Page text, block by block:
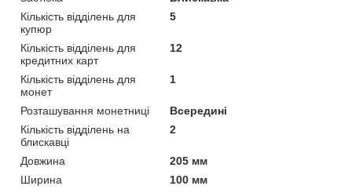
Кількість відділень для
купюр
5
Кількість відділень для
кредитних карт
12
Кількість відділень для
монет
1
Розташування монетниці
Всередині
Кількість відділень на
блискавці
2
Довжина
205 мм
Ширина
100 мм